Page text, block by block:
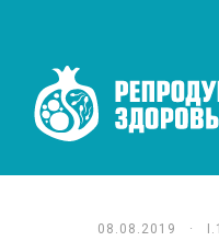
08.08.2019 ·